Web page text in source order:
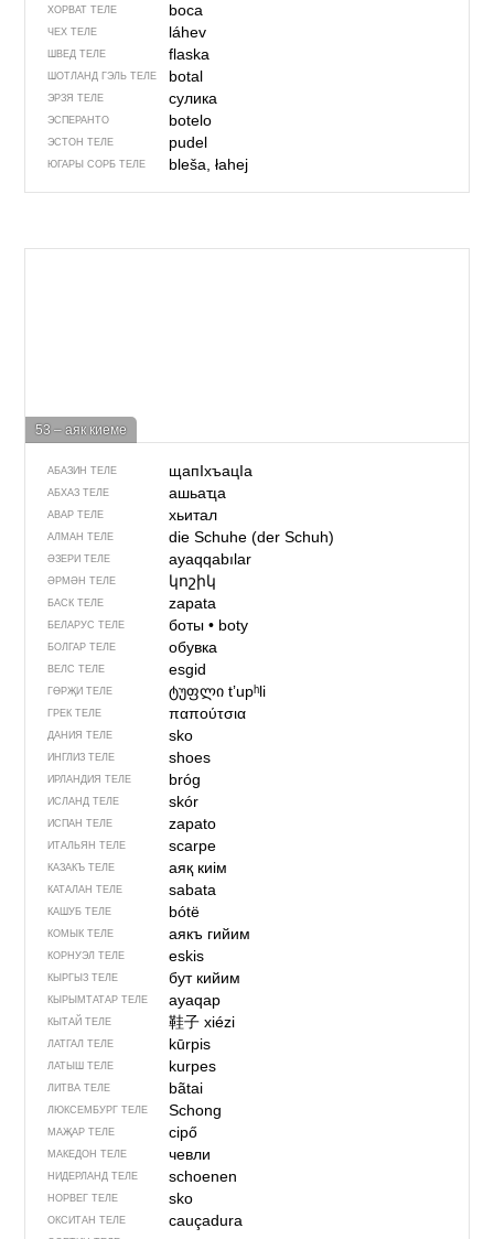
ХОРВАТ ТЕЛЕ boca
ЧЕХ ТЕЛЕ láhev
ШВЕД ТЕЛЕ flaska
ШОТЛАНД ГЭЛЬ ТЕЛЕ botal
ЭРЗЯ ТЕЛЕ сулика
ЭСПЕРАНТО botelo
ЭСТОН ТЕЛЕ pudel
ЮГАРЫ СОРБ ТЕЛЕ bleša, łahej
53 – аяк киеме
АБАЗИН ТЕЛЕ щапIхъацIа
АБХАЗ ТЕЛЕ ашьаҵа
АВАР ТЕЛЕ хьитал
АЛМАН ТЕЛЕ die Schuhe (der Schuh)
ӘЗЕРИ ТЕЛЕ ayaqqabılar
ӘРМӘН ТЕЛЕ կոշիկ
БАСК ТЕЛЕ zapata
БЕЛАРУС ТЕЛЕ боты• boty
БОЛГАР ТЕЛЕ обувка
ВЕЛС ТЕЛЕ esgid
ГӨРҖИ ТЕЛЕ ტუფლიtʼupʰli
ГРЕК ТЕЛЕ παπούτσια
ДАНИЯ ТЕЛЕ sko
ИНГЛИЗ ТЕЛЕ shoes
ИРЛАНДИЯ ТЕЛЕ bróg
ИСЛАНД ТЕЛЕ skór
ИСПАН ТЕЛЕ zapato
ИТАЛЬЯН ТЕЛЕ scarpe
КАЗАКЪ ТЕЛЕ аяқ киім
КАТАЛАН ТЕЛЕ sabata
КАШУБ ТЕЛЕ bótë
КОМЫК ТЕЛЕ аякъ гийим
КОРНУЭЛ ТЕЛЕ eskis
КЫРГЫЗ ТЕЛЕ бут кийим
КЫРЫМТАТАР ТЕЛЕ ayaqap
КЫТАЙ ТЕЛЕ 鞋子xiézi
ЛАТГАЛ ТЕЛЕ kūrpis
ЛАТЫШ ТЕЛЕ kurpes
ЛИТВА ТЕЛЕ bãtai
ЛЮКСЕМБУРГ ТЕЛЕ Schong
МАҖАР ТЕЛЕ cipő
МАКЕДОН ТЕЛЕ чевли
НИДЕРЛАНД ТЕЛЕ schoenen
НОРВЕГ ТЕЛЕ sko
ОКСИТАН ТЕЛЕ cauçadura